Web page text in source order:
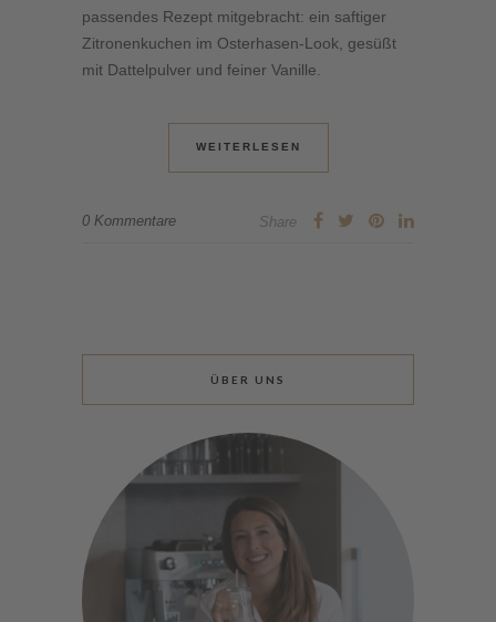
passendes Rezept mitgebracht: ein saftiger
Zitronenkuchen im Osterhasen-Look, gesüßt
mit Dattelpulver und feiner Vanille.
WEITERLESEN
0 Kommentare Share
ÜBER UNS